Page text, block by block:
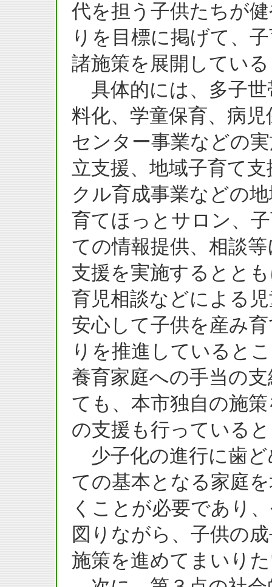
代を担う子供たちが
りを目標に掲げて、
諸施策を展開してい
具体的には、多子世
料化、学童保育、病
センター事業などの
立支援、地域子育て
クル育成事業などの
育てほっとサロン、
ての情報提供、相談
支援を実施するとと
育児相談などによる
安心して子供を産み
りを推進していると
養育家庭への手当の
ても、本市独自の施
の支援も行っている
少子化の進行に歯ど
ての基本となる家庭
くことが必要であり
図りながら、子供の
施策を進めてまいり